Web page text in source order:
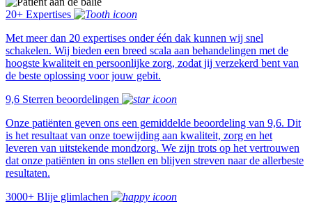
20+ Expertises
Met meer dan 20 expertises onder één dak kunnen wij snel
schakelen. Wij bieden een breed scala aan behandelingen met de
hoogste kwaliteit en persoonlijke zorg, zodat jij verzekerd bent van
de beste oplossing voor jouw gebit.
9,6 Sterren beoordelingen
Onze patiënten geven ons een gemiddelde beoordeling van 9,6. Dit
is het resultaat van onze toewijding aan kwaliteit, zorg en het
leveren van uitstekende mondzorg. We zijn trots op het vertrouwen
dat onze patiënten in ons stellen en blijven streven naar de allerbeste
resultaten.
3000+ Blije glimlachen